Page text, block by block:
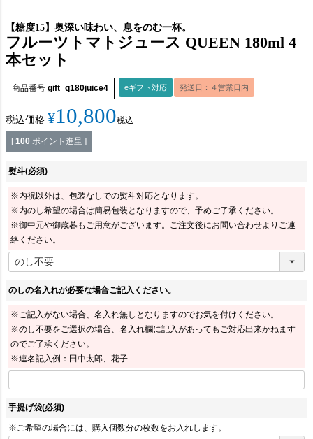
【糖度15】奥深い味わい、息をのむ一杯。
フルーツトマトジュース QUEEN 180ml 4
本セット
商品番号 gift_q180juice4 eギフト対応 発送日：４営業日内
税込価格 ¥10,800税込
[ 100 ポイント進呈 ]
熨斗(必須)
※内祝以外は、包装なしでの熨斗対応となります。
※内のし希望の場合は簡易包装となりますので、予めご了承ください。
※御中元や御歳暮もご用意がございます。ご注文後にお問い合わせよりご連
絡ください。
のしの名入れが必要な場合ご記入ください。
※ご記入がない場合、名入れ無しとなりますのでお気を付けください。
※のし不要をご選択の場合、名入れ欄に記入があってもご対応出来かねます
のでご了承ください。
※連名記入例：田中太郎、花子
手提げ袋(必須)
※ご希望の場合には、購入個数分の枚数をお入れします。